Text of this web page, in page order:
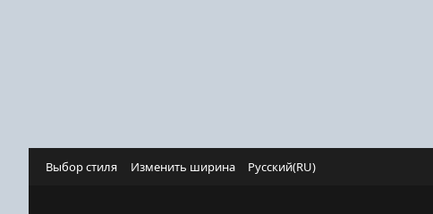
Выбор стиля Изменить ширина Русский(RU)